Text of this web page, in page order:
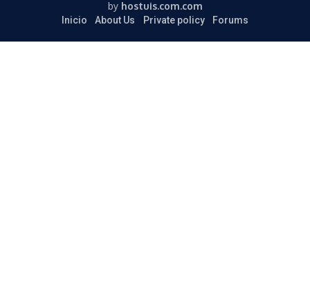
by hostuis.com.com
Inicio About Us Private policy Forums